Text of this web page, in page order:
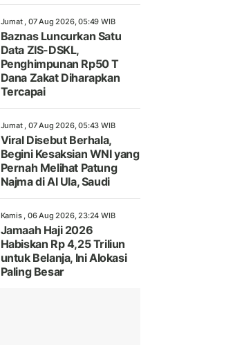
Jumat , 07 Aug 2026, 05:49 WIB
Baznas Luncurkan Satu
Data ZIS-DSKL,
Penghimpunan Rp50 T
Dana Zakat Diharapkan
Tercapai
Jumat , 07 Aug 2026, 05:43 WIB
Viral Disebut Berhala,
Begini Kesaksian WNI yang
Pernah Melihat Patung
Najma di Al Ula, Saudi
Kamis , 06 Aug 2026, 23:24 WIB
Jamaah Haji 2026
Habiskan Rp 4,25 Triliun
untuk Belanja, Ini Alokasi
Paling Besar